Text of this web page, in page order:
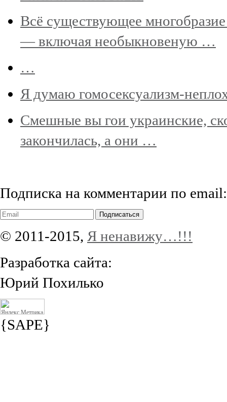
Всё существующее
— включая необыкновеную …
…
Я думаю гомосексуализм-
Смешные вы гои украинские,
закончилась, а они …
Подписка на комментарии по email:
Подписаться
© 2011-2015, Я ненавижу…!!!
Разработка сайта:
Юрий Похилько
{SAPE}